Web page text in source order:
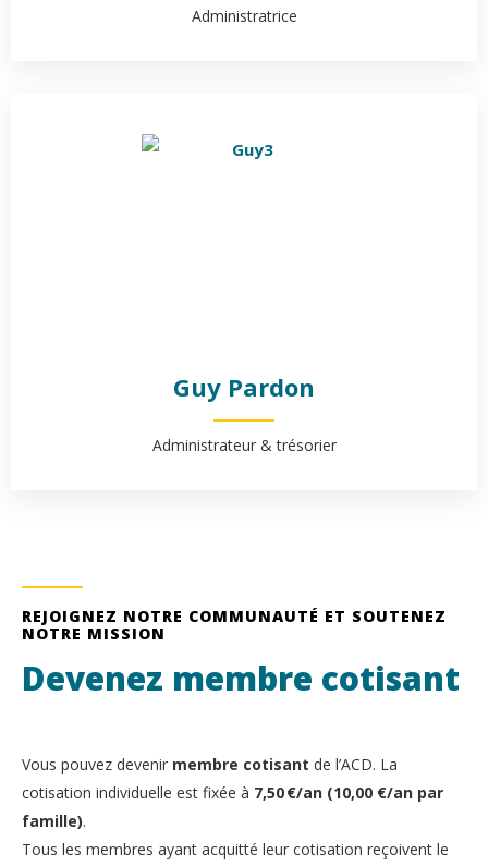
Administratrice
Guy Pardon
Administrateur & trésorier
REJOIGNEZ NOTRE COMMUNAUTÉ ET SOUTENEZ
NOTRE MISSION
Devenez membre cotisant
Vous pouvez devenir membre cotisant de l’ACD. La
cotisation individuelle est fixée à 7,50 €/an (10,00 €/an par
famille).
Tous les membres ayant acquitté leur cotisation reçoivent le